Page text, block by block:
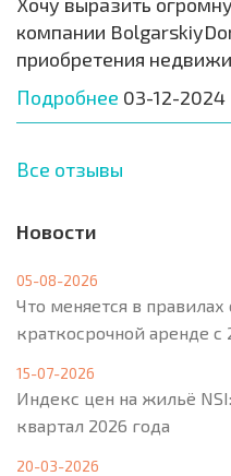
компании
приобретения
Подробнее 03-12-2024
Все отзывы
Новости
05-08-2026
Что меняется в
краткосрочной аренде с
15-07-2026
Индекс цен на жильё
квартал 2026 года
20-03-2026